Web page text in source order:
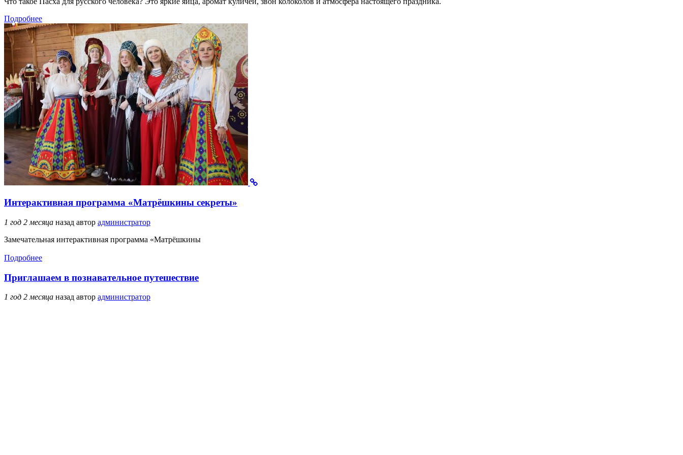
Подробнее
Интерактивная программа «Матрёшкины секреты»
1 год 2 месяца назад автор администратор
Замечательная интерактивная программа «Матрёшкины
Подробнее
Приглашаем в познавательное путешествие
1 год 2 месяца назад автор администратор